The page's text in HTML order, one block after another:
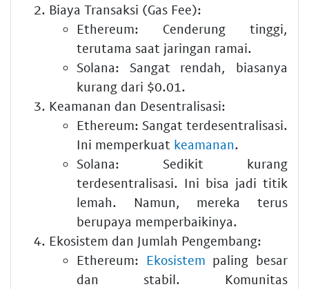
Biaya Transaksi (Gas Fee):
Ethereum: Cenderung tinggi,
terutama saat jaringan ramai.
Solana: Sangat rendah, biasanya
kurang dari $0.01.
Keamanan dan Desentralisasi:
Ethereum: Sangat terdesentralisasi.
Ini memperkuat keamanan.
Solana: Sedikit kurang
terdesentralisasi. Ini bisa jadi titik
lemah. Namun, mereka terus
berupaya memperbaikinya.
Ekosistem dan Jumlah Pengembang:
Ethereum: Ekosistem paling besar
dan stabil. Komunitas